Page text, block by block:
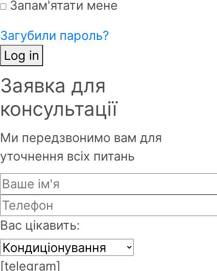
Запам'ятати мене
Загубили пароль?
Log in
Ім'я*
Фамілія*
Email *
Пароль буде надісланий на Ваш
email.
Заявка для
консультації
Ми передзвонимо вам для
уточнення всіх питань
Вас цікавить:
[telegram]